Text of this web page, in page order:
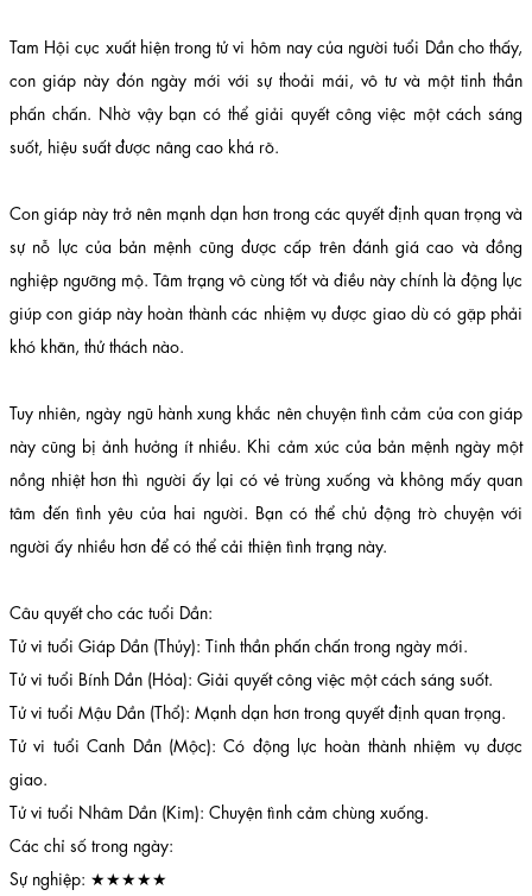
Tam Hội cục xuất hiện trong tử vi hôm nay của người tuổi Dần cho thấy,
con giáp này đón ngày mới với sự thoải mái, vô tư và một tinh thần
phấn chấn. Nhờ vậy bạn có thể giải quyết công việc một cách sáng
suốt, hiệu suất được nâng cao khá rõ.
Con giáp này trở nên mạnh dạn hơn trong các quyết định quan trọng và
sự nỗ lực của bản mệnh cũng được cấp trên đánh giá cao và đồng
nghiệp ngưỡng mộ. Tâm trạng vô cùng tốt và điều này chính là động lực
giúp con giáp này hoàn thành các nhiệm vụ được giao dù có gặp phải
khó khăn, thử thách nào.
Tuy nhiên, ngày ngũ hành xung khắc nên chuyện tình cảm của con giáp
này cũng bị ảnh hưởng ít nhiều. Khi cảm xúc của bản mệnh ngày một
nồng nhiệt hơn thì người ấy lại có vẻ trùng xuống và không mấy quan
tâm đến tình yêu của hai người. Bạn có thể chủ động trò chuyện với
người ấy nhiều hơn để có thể cải thiện tình trạng này.
Câu quyết cho các tuổi Dần:
Tử vi tuổi Giáp Dần (Thủy): Tinh thần phấn chấn trong ngày mới.
Tử vi tuổi Bính Dần (Hỏa): Giải quyết công việc một cách sáng suốt.
Tử vi tuổi Mậu Dần (Thổ): Mạnh dạn hơn trong quyết định quan trọng.
Tử vi tuổi Canh Dần (Mộc): Có động lực hoàn thành nhiệm vụ được
giao.
Tử vi tuổi Nhâm Dần (Kim): Chuyện tình cảm chùng xuống.
Các chỉ số trong ngày:
Sự nghiệp: ★★★★★